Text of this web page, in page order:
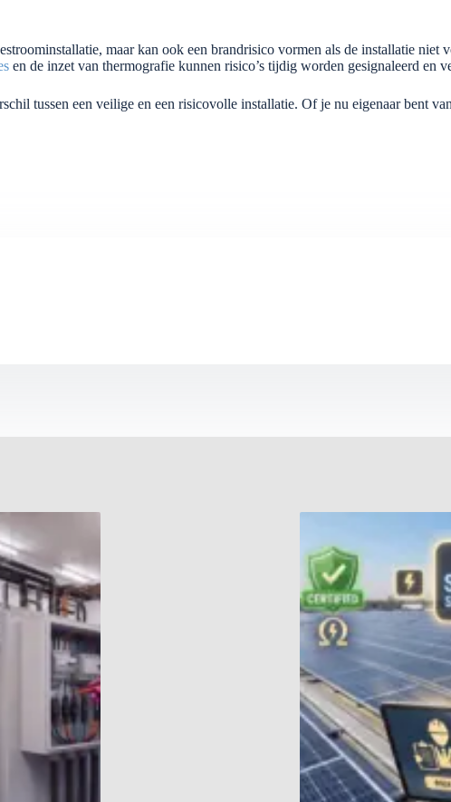
maar kan ook een brandrisico vormen als de installatie niet
en de inzet van thermografie kunnen risico’s tijdig worden gesignaleerd en
tussen een veilige en een risicovolle installatie. Of je nu eigenaar bent